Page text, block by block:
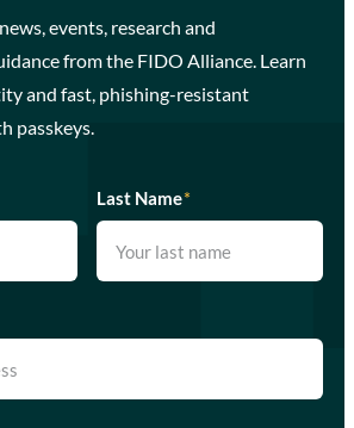
events, research and
from the FIDO Alliance. Learn
and fast, phishing-resistant
passkeys.
Last Name*